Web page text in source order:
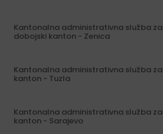
Kantonalna administrativna služba
dobojski kanton - Zenica
Kantonalna administrativna služba
kanton - Tuzla
Kantonalna administrativna služba za
kanton - Sarajevo